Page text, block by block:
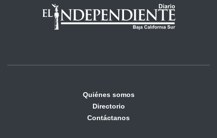
Quiénes somos
Directorio
Contáctanos